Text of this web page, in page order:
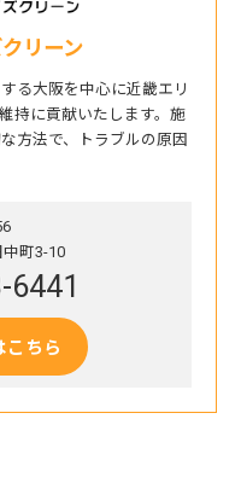
リーン
る大阪を中心に近畿エリ
持に貢献いたします。施
方法で、トラブルの原因
町3-10
6441
こちら